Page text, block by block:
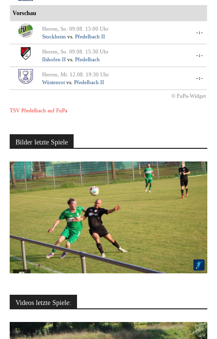
Vorschau
Herren, So. 09.08. 15:00 Uhr
Stockheim vs. Pfedelbach II
-:-
Herren, So. 09.08. 15:30 Uhr
Ilshofen II vs. Pfedelbach
-:-
Herren, Mi. 12.08. 19:30 Uhr
Wüstenrot vs. Pfedelbach II
-:-
© FuPa-Widget
TSV Pfedelbach auf FuPa
Bilder letzte Spiele
Videos letzte Spiele: